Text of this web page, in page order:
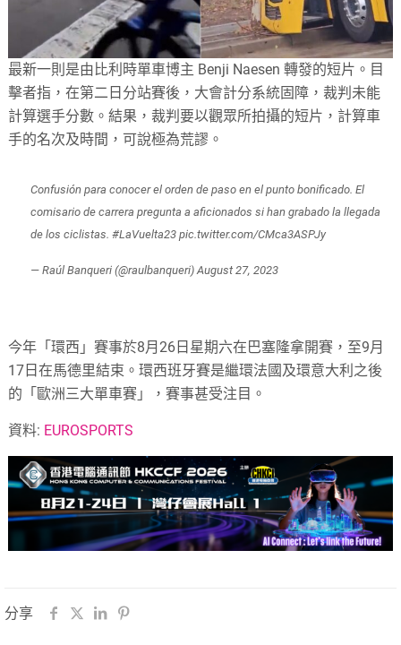
最新一則是由比利時單車博主 Benji Naesen 轉發的短片。目
擊者指，在第二日分站賽後，大會計分系統固障，裁判未能
計算選手分數。結果，裁判要以觀眾所拍攝的短片，計算車
手的名次及時間，可說極為荒謬。
Confusión para conocer el orden de paso en el punto bonificado. El
comisario de carrera pregunta a aficionados si han grabado la llegada
de los ciclistas.#LaVuelta23 pic.twitter.com/CMca3ASPJy
— Raúl Banqueri (@raulbanqueri)August 27, 2023
今年「環西」賽事於8月26日星期六在巴塞隆拿開賽，至9月
17日在馬德里結束。環西班牙賽是繼環法國及環意大利之後
的「歐洲三大單車賽」，賽事甚受注目。
資料: EUROSPORTS
分享